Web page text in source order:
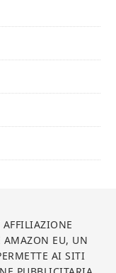
AMAZON EU, UN
AI SITI